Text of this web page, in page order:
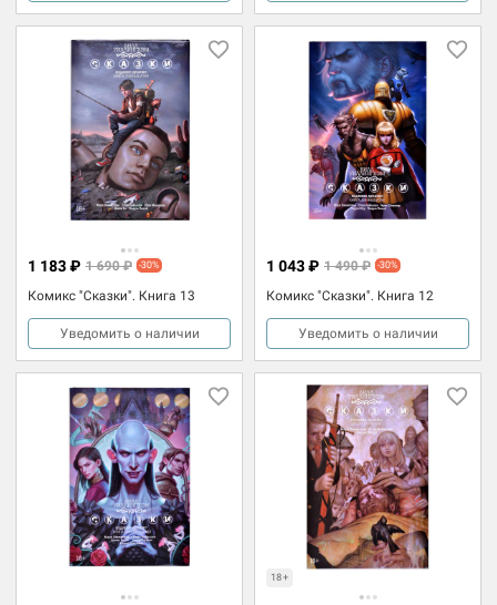
Комикс "Сказки". Книга 13
1 183 ₽ 1 690 ₽ -30%
Уведомить о наличии
Комикс "Сказки". Книга 12
1 043 ₽ 1 490 ₽ -30%
Уведомить о наличии
18+